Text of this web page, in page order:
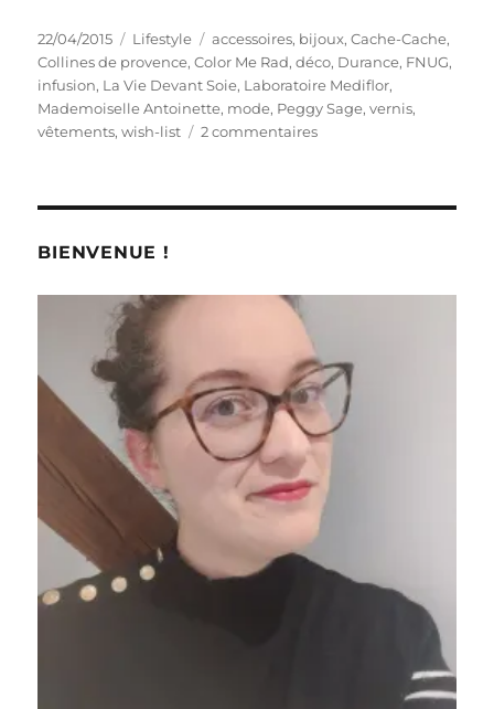
Publié
le
22/04/2015 Catégories
Lifestyle Étiquettes
accessoires, bijoux,Cache-Cache,
Collines de provence,Color Me Rad,déco, Durance, FNUG,
infusion, La Vie Devant Soie, Laboratoire Mediflor,
Mademoiselle Antoinette, mode, Peggy Sage,vernis,
vêtements,wish-list 2 commentairessur
lifestyle
maison)
BIENVENUE !